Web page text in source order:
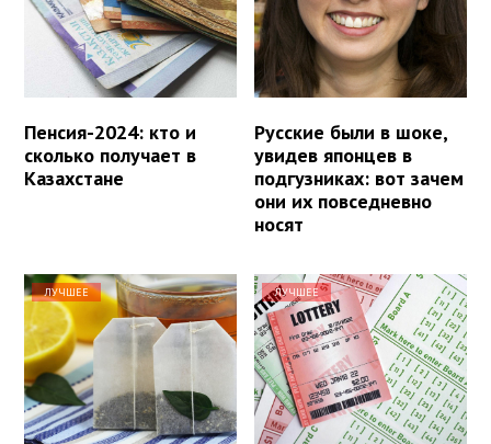
Пенсия-2024: кто и
сколько получает в
Казахстане
Русские были в шоке,
увидев японцев в
подгузниках: вот зачем
они их повседневно
носят
ЛУЧШЕЕ ЛУЧШЕЕ